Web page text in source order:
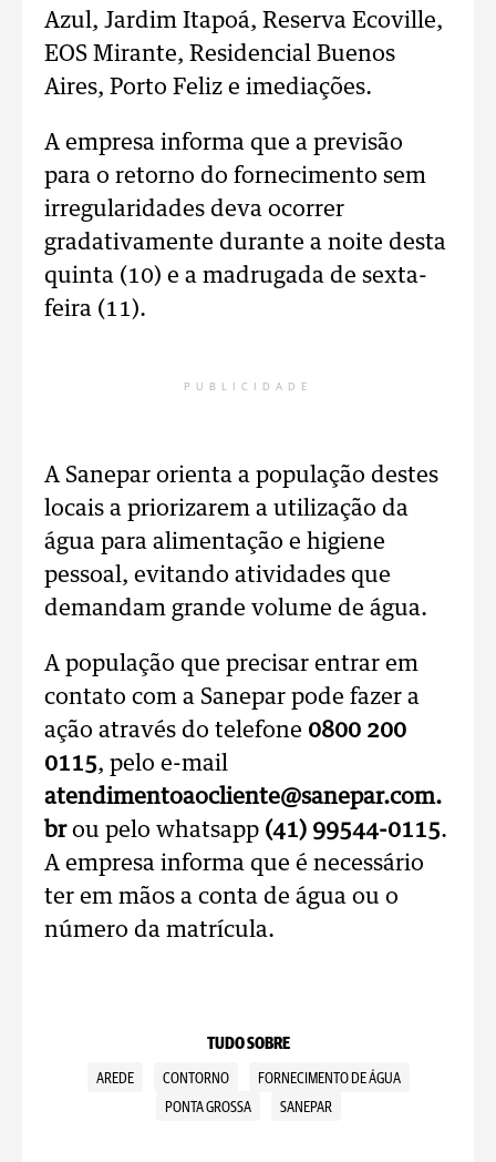
Azul, Jardim Itapoá, Reserva Ecoville,
EOS Mirante, Residencial Buenos
Aires, Porto Feliz e imediações.
A empresa informa que a previsão
para o retorno do fornecimento sem
irregularidades deva ocorrer
gradativamente durante a noite desta
quinta (10) e a madrugada de sexta-
feira (11).
PUBLICIDADE
A Sanepar orienta a população destes
locais a priorizarem a utilização da
água para alimentação e higiene
pessoal, evitando atividades que
demandam grande volume de água.
A população que precisar entrar em
contato com a Sanepar pode fazer a
ação através do telefone 0800 200
0115, pelo e-mail
atendimentoaocliente@sanepar.com.
br ou pelo whatsapp (41) 99544-0115.
A empresa informa que é necessário
ter em mãos a conta de água ou o
número da matrícula.
TUDO SOBRE
AREDE CONTORNO
FORNECIMENTO DE ÁGUA
PONTA GROSSA
SANEPAR